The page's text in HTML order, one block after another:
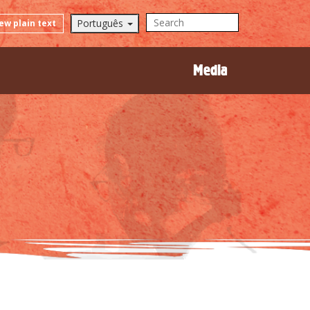
plain text Português
Media